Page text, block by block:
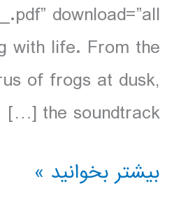
with life. From the
of frogs at dusk,
the soundtrack […]
دانلود
بیشتر بخوانید »